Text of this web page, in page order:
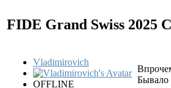
FIDE Grand Swiss 2025
Vladimirovich
OFFLINE
Бывало